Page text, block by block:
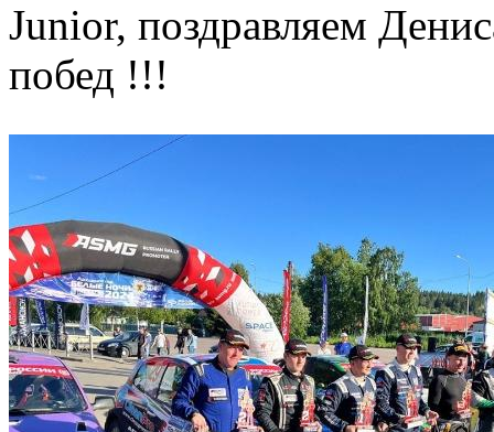
Junior, поздравляем
побед !!!